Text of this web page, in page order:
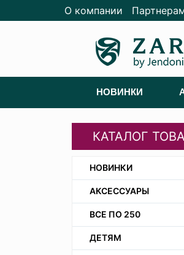
О компании
НОВИНКИ
КАТАЛОГ
НОВИНКИ
АКСЕССУАРЫ
ВСЕ ПО 250
ДЕТЯМ